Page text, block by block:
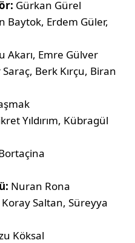
Gürkan Gürel
Baytok, Erdem Güler,
Akarı, Emre Gülver
Berk Kırçu, Biran
Yıldırım, Kübragül
Nuran Rona
Koray Saltan, Süreyya
Köksal